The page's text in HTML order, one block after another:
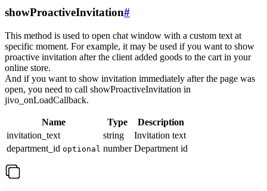
showProactiveInvitation#
This method is used to open chat window with a custom text at
specific moment. For example, it may be used if you want to show
proactive invitation after the client added goods to the cart in your
online store.
And if you want to show invitation immediately after the page was
open, you need to call showProactiveInvitation in
jivo_onLoadCallback.
Name Type
Description
invitation_text
string
Invitation text
department_id optional number Department id